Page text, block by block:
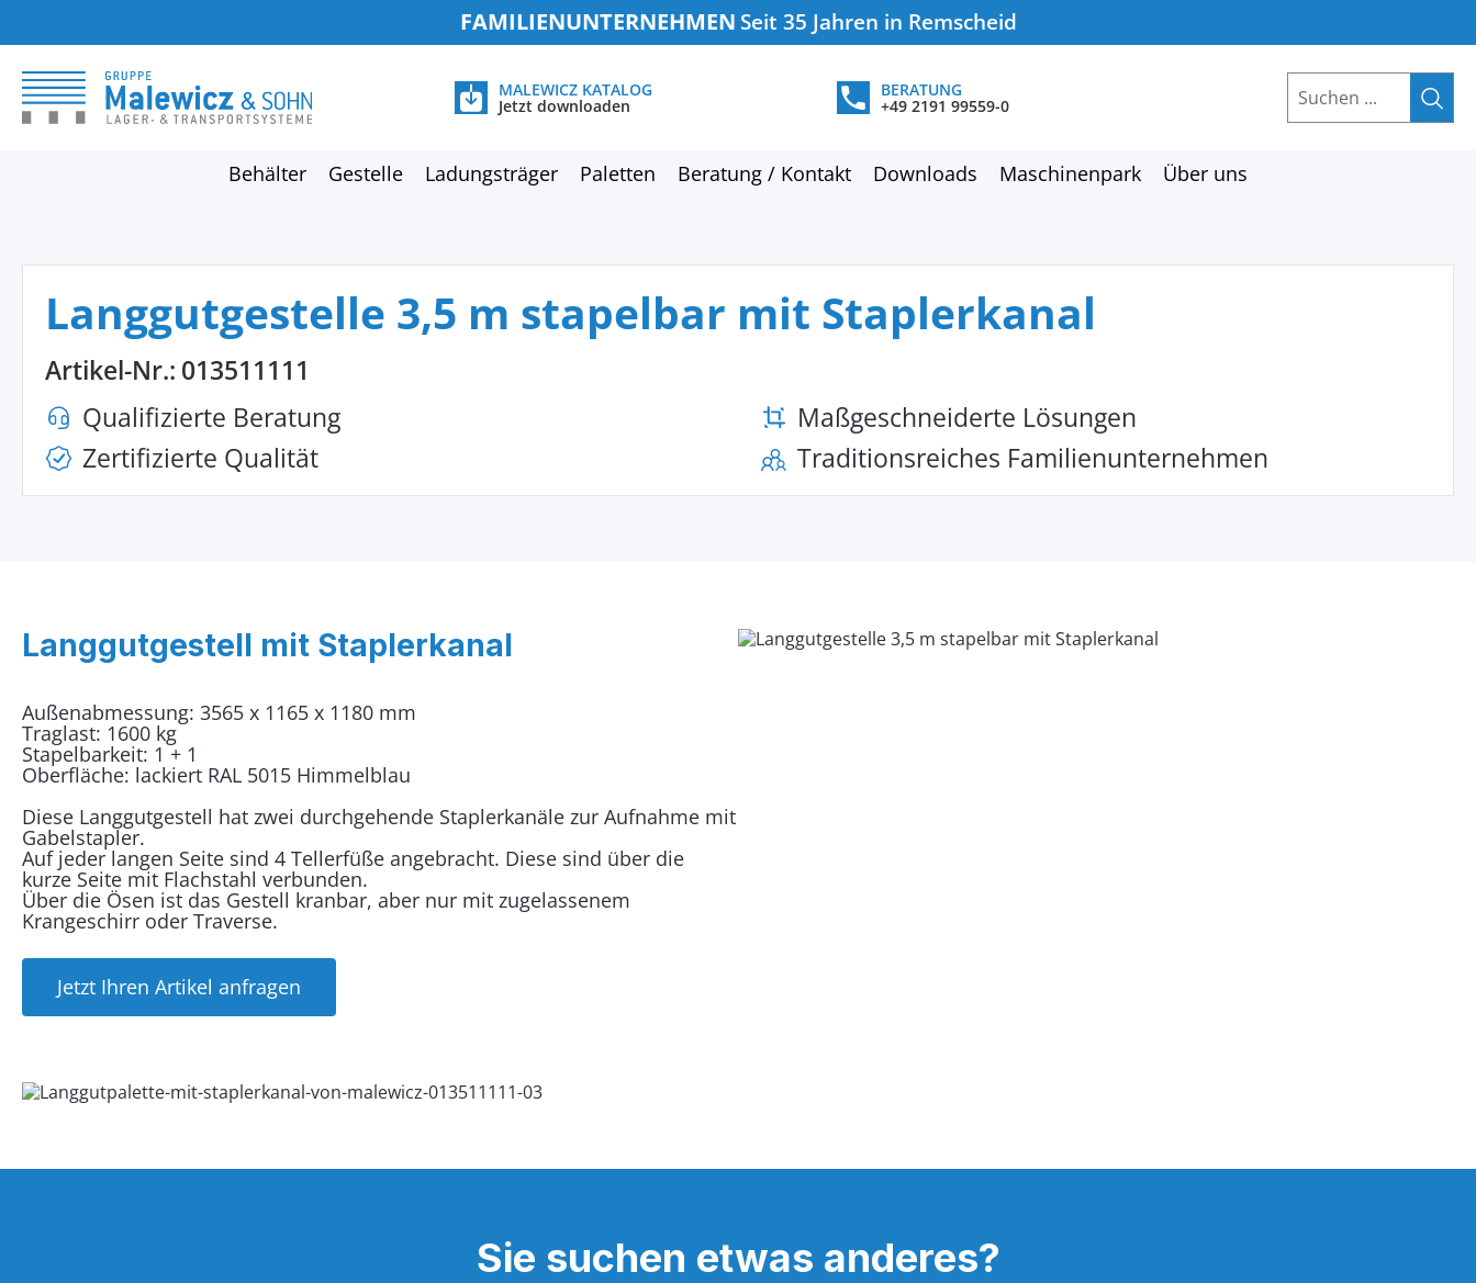
FAMILIENUNTERNEHMEN Seit 35 Jahren in Remscheid
MALEWICZ KATALOG
Jetzt downloaden
BERATUNG
+49 2191 99559-0
Behälter Gestelle Ladungsträger Paletten Beratung / Kontakt Downloads Maschinenpark Über uns
Langgutgestelle 3,5 m stapelbar mit Staplerkanal
Artikel-Nr.: 013511111
Qualifizierte Beratung
Zertifizierte Qualität
Maßgeschneiderte Lösungen
Traditionsreiches Familienunternehmen
Langgutgestell mit Staplerkanal
Außenabmessung: 3565 x 1165 x 1180 mm
Traglast: 1600 kg
Stapelbarkeit: 1 + 1
Oberfläche: lackiert RAL 5015 Himmelblau
Diese Langgutgestell hat zwei durchgehende Staplerkanäle zur Aufnahme mit
Gabelstapler.
Auf jeder langen Seite sind 4 Tellerfüße angebracht. Diese sind über die
kurze Seite mit Flachstahl verbunden.
Über die Ösen ist das Gestell kranbar, aber nur mit zugelassenem
Krangeschirr oder Traverse.
Jetzt Ihren Artikel anfragen
Sie suchen etwas anderes?